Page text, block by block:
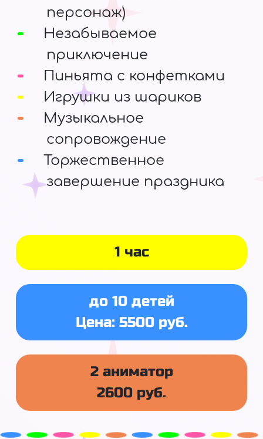
1 час
до 10 детей
Цена: 5500 руб.
2 аниматор
2600 руб.
персонаж)
Незабываемое
приключение
Пиньята с конфетками
Игрушки из шариков
Музыкальное
сопровождение
Торжественное
завершение праздника